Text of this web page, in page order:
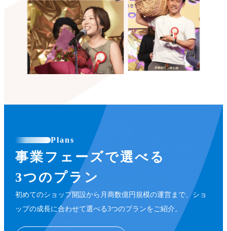
Plans
事業フェーズで選べる
3つのプラン
初めてのショップ開設から月商数億円規模の運営まで、ショ
ップの成長に合わせて選べる3つのプランをご紹介。